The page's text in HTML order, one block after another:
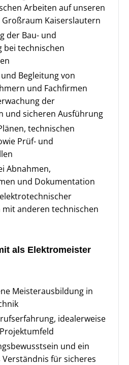
Arbeiten auf unseren
Großraum Kaiserslautern
der Bau- und
bei technischen
Begleitung von
und Fachfirmen
der
und sicheren Ausführung
technischen
Prüf- und
Abnahmen,
und Dokumentation
anderen technischen
als Elektromeister
Meisterausbildung in
idealerweise
und ein
für sicheres